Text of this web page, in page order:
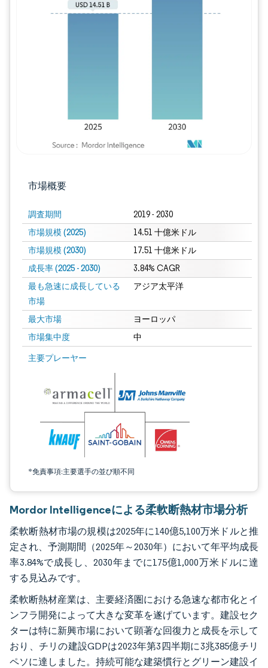
市場概要
調査期間 2019 - 2030
市場規模 (2025) 14.51 十億米ドル
市場規模 (2030) 17.51 十億米ドル
成長率 (2025 - 2030) 3.84% CAGR
最も急速に成長している
市場
アジア太平洋
最大市場 ヨーロッパ
市場集中度 中
主要プレーヤー
*免責事項:主要選手の並び順不同
画像 © Mordor Intelligence。再利用にはCC BY 4.0の表示が必要です。
Mordor Intelligenceによる柔軟断熱材市場分析
柔軟断熱材市場の規模は2025年に140億5,100万米ドルと推
定され、予測期間（2025年～2030年）において年平均成長
率3.84%で成長し、2030年までに175億1,000万米ドルに達
する見込みです。
柔軟断熱材産業は、主要経済圏における急速な都市化とイ
ンフラ開発によって大きな変革を遂げています。建設セク
ターは特に新興市場において顕著な回復力と成長を示して
おり、チリの建設GDPは2023年第3四半期に3兆385億チリ
ペソに達しました。持続可能な建築慣行とグリーン建設イ